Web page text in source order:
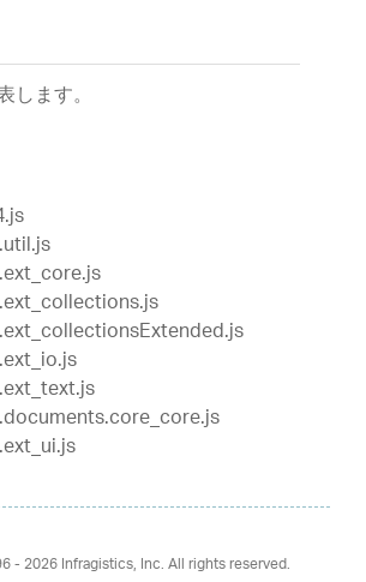
ます。
- 2026Infragistics, Inc. All rights reserved.